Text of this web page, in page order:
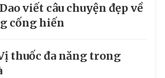
viết câu chuyện đẹp về
cống hiến
thuốc đa năng trong